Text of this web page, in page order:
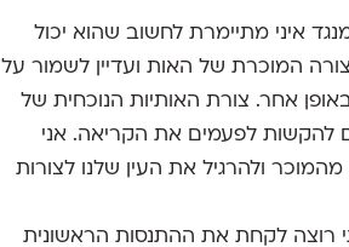
איני מתיימרת לחשוב שהוא יכול
המוכרת של האות ועדיין לשמור על
אחר. צורת האותיות הנוכחית של
להקשות לפעמים את הקריאה. אני
ולהרגיל את העין שלנו לצורות
רוצה לקחת את ההתנסות הראשונית